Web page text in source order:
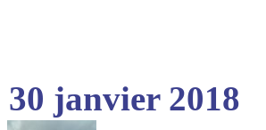
30 janvier 2018